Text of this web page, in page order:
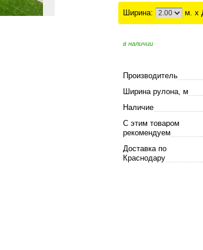
Ширина: м. x
в наличии
Производитель
Ширина рулона, м
Наличие
С этим товаром
рекомендуем
Доставка по
Краснодару